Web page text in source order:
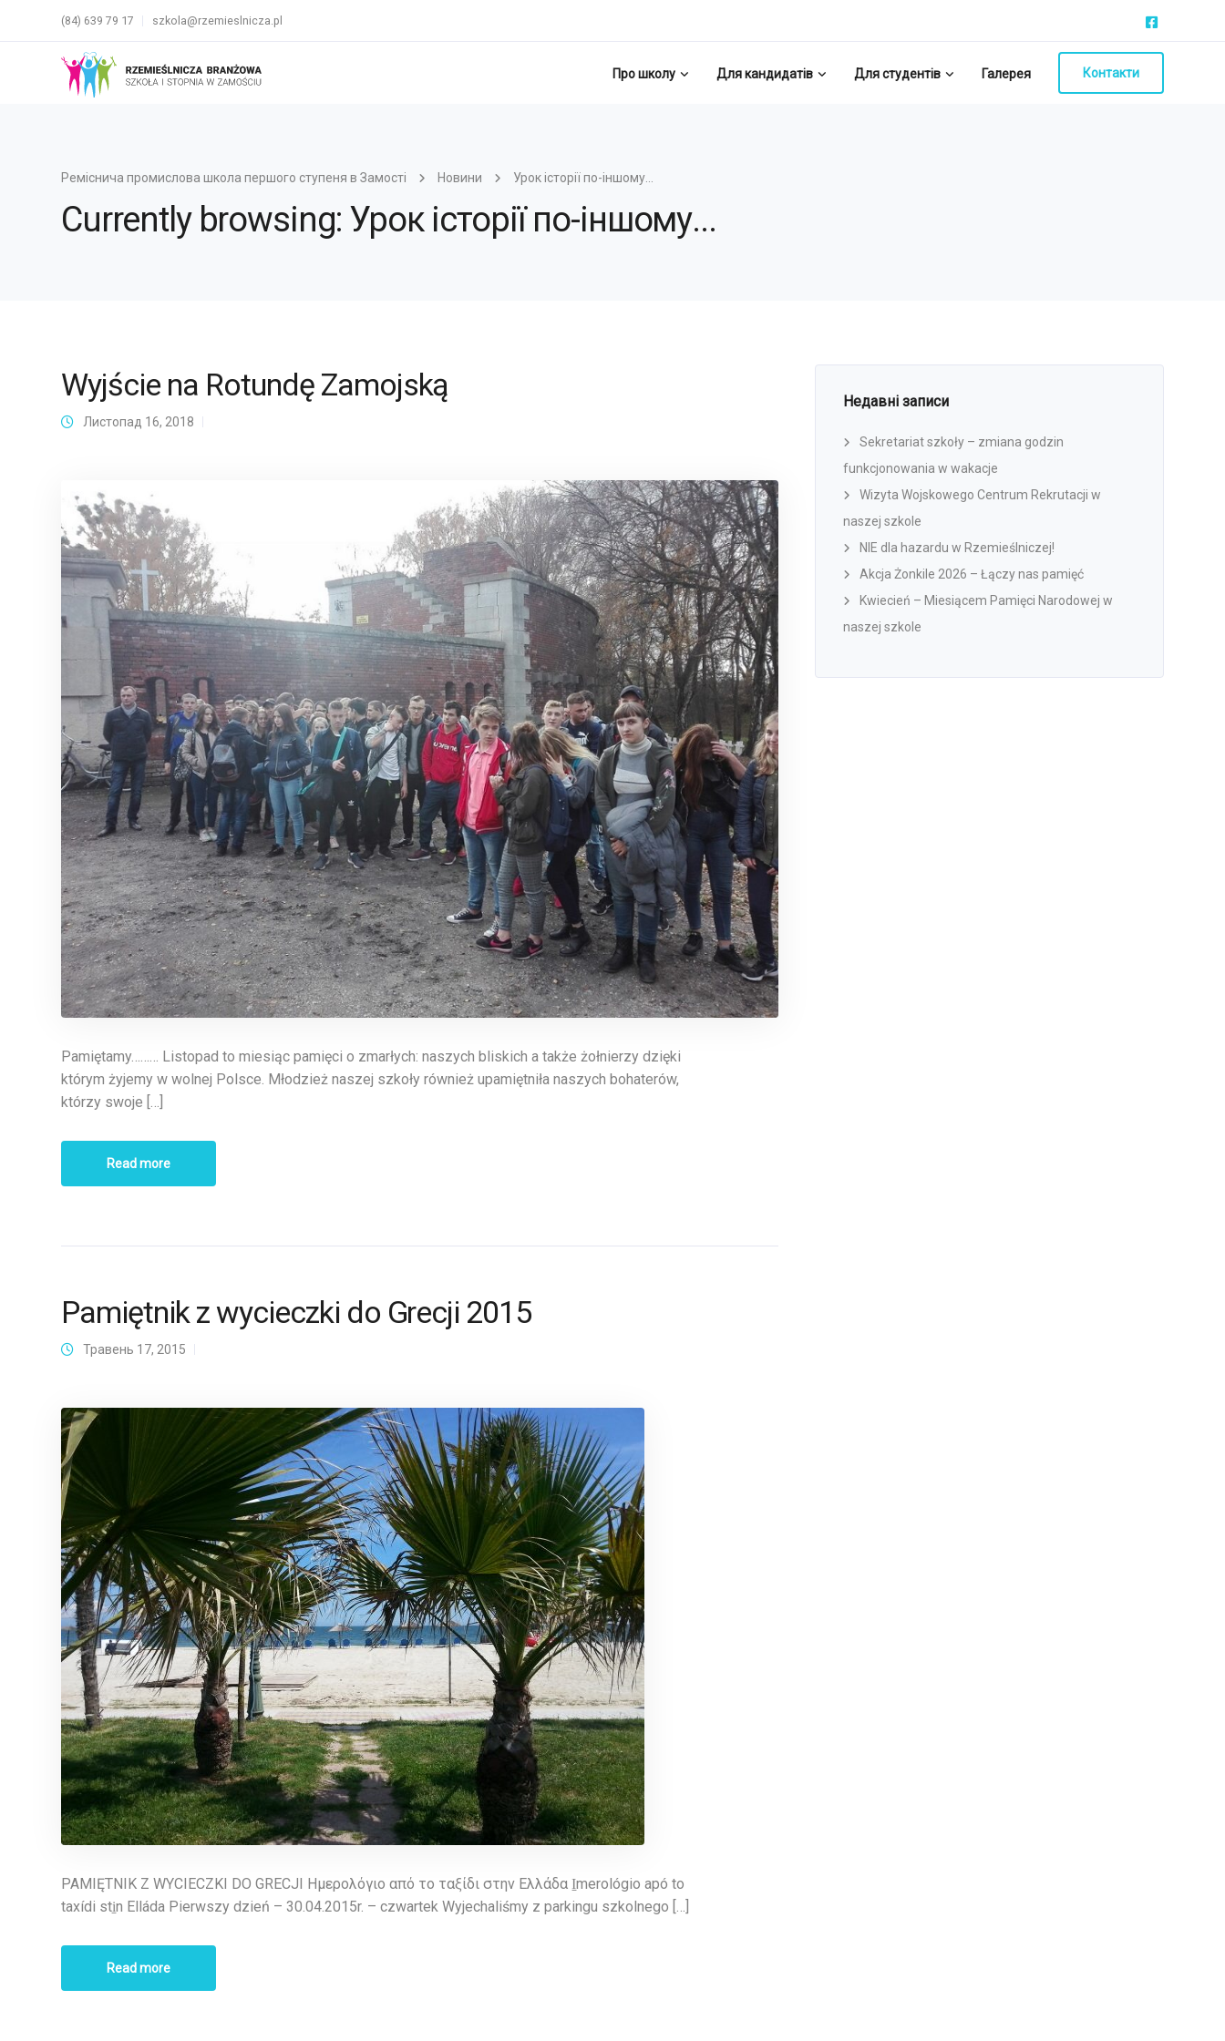
(84) 639 79 17 szkola@rzemieslnicza.pl
Про школу Для кандидатів Для студентів Галерея Контакти
Реміснича промислова школа першого ступеня в Замості Новини Урок історії по-іншому...
Currently browsing: Урок історії по-іншому...
Wyjście na Rotundę Zamojską
Листопад 16, 2018
Pamiętamy……… Listopad to miesiąc pamięci o zmarłych: naszych bliskich a także żołnierzy dzięki
którym żyjemy w wolnej Polsce. Młodzież naszej szkoły również upamiętniła naszych bohaterów,
którzy swoje […]
Read more
Pamiętnik z wycieczki do Grecji 2015
Травень 17, 2015
PAMIĘTNIK Z WYCIECZKI DO GRECJI Ημερολόγιο από το ταξίδι στην Ελλάδα I̱merológio apó to
taxídi sti̱n Elláda Pierwszy dzień – 30.04.2015r. – czwartek Wyjechaliśmy z parkingu szkolnego […]
Read more
Недавні записи
Sekretariat szkoły – zmiana godzin
funkcjonowania w wakacje
Wizyta Wojskowego Centrum Rekrutacji w
naszej szkole
NIE dla hazardu w Rzemieślniczej!
Akcja Żonkile 2026 – Łączy nas pamięć
Kwiecień – Miesiącem Pamięci Narodowej w
naszej szkole